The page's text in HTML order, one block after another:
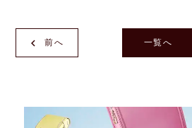
前へ 一覧へ